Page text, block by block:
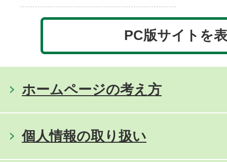
PC版サイトを
ホームページの考え方
個人情報の取り扱い